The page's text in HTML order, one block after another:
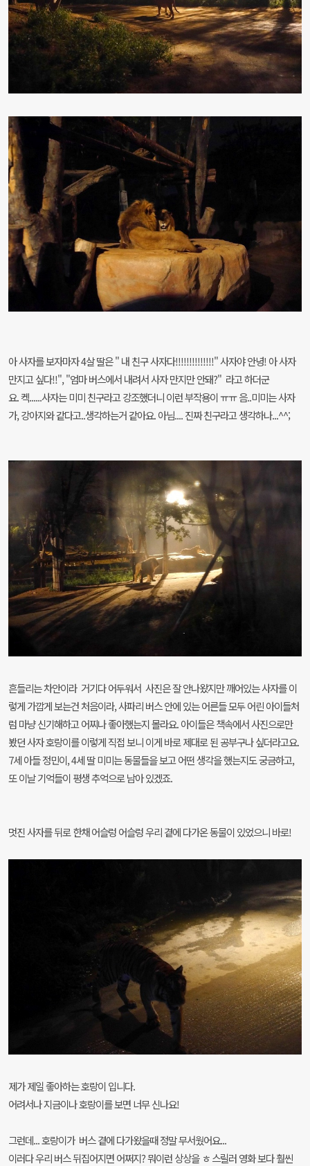
아 사자를 보자마자4살 딸은 " 내 친구 사자다!!!!!!!!!!!!!!" 사자야 안녕! 아 사자
만지고 싶다!!", "엄마 버스에서 내려서 사자 만지만 안돼?" 라고 하더군
요.켁......사자는 미미 친구라고 강조했더니 이런 부작용이 ㅠㅠ 음..미미는 사자
가, 강아지와 같다고..생각하는거 같아요. 아님.... 진짜 친구라고 생각하나...^^;
흔들리는 차안이라 거기다 어두워서 사진은 잘 안나왔지만 깨어있는 사자를 이
렇게 가깝게 보는건 처음이라, 사파리 버스 안에 있는 어른들 모두 어린 아이들처
럼 마냥 신기해하고 어찌나 좋아했는지 몰라요. 아이들은 책속에서 사진으로만
봤던 사자 호랑이를 이렇게 직접 보니 이게 바로 제대로 된 공부구나 싶더라고요.
7세 아들 정민이, 4세 딸 미미는 동물들을 보고 어떤 생각을 했는지도 궁금하고,
또 이날 기억들이 평생 추억으로 남아 있겠죠.
멋진 사자를 뒤로 한채 어슬렁 어슬렁 우리 곁에 다가온 동물이 있었으니 바로!
제가 제일 좋아하는 호랑이 입니다.
어려서나 지금이나 호랑이를 보면 너무 신나요!
그런데... 호랑이가 버스 곁에 다가왔을때 정말 무서웠어요...
이러다 우리 버스 뒤집어지면 어쩌지? 뭐이런 상상을 ㅎ스릴러 영화 보다 훨씬